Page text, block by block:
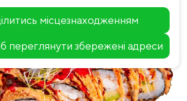
місцезнаходженням
переглянути збережені адреси